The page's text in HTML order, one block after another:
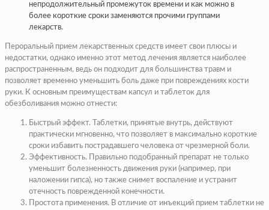
непродолжительный промежуток времени и как можно в
более короткие сроки заменяются прочими группами
лекарств.
Пероральный прием лекарственных средств имеет свои плюсы и
недостатки, однако именно этот метод лечения является наиболее
распространенным, ведь он подходит для большинства травм и
позволяет временно уменьшить боль даже при повреждениях кости
руки. К основным преимуществам капсул и таблеток для
обезболивания можно отнести:
Быстрый эффект. Таблетки, принятые внутрь, действуют
практически мгновенно, что позволяет в максимально короткие
сроки избавить пострадавшего человека от чрезмерной боли.
Эффективность. Правильно подобранный препарат не только
уменьшит болезненность движения руки (например, при
наложении гипса), но также снимет воспаление и устранит
отечность поврежденной конечности.
Простота применения. В отличие от инъекций прием таблетки не